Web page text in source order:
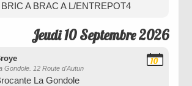
A BRAC A L/ENTREPOT4
Jeudi 10 Septembre 2026
Gondole. 12 Route d'Autun
La Gondole
10